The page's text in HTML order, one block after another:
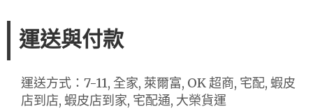
運送與付款
運送方式：7-11, 全家, 萊爾富, OK 超商, 宅配, 蝦皮
店到店, 蝦皮店到家, 宅配通, 大榮貨運